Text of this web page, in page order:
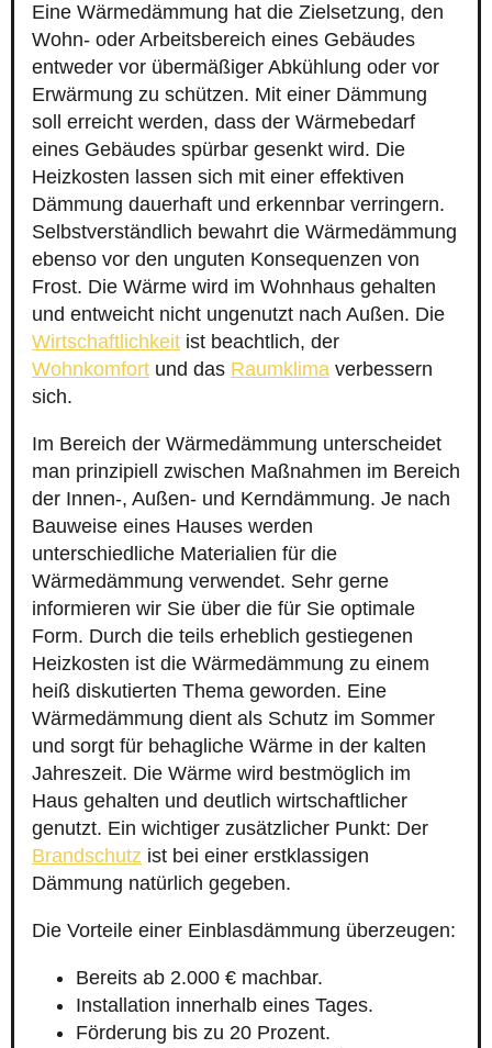
Eine Wärmedämmung hat die Zielsetzung, den
Wohn- oder Arbeitsbereich eines Gebäudes
entweder vor übermäßiger Abkühlung oder vor
Erwärmung zu schützen. Mit einer Dämmung
soll erreicht werden, dass der Wärmebedarf
eines Gebäudes spürbar gesenkt wird. Die
Heizkosten lassen sich mit einer effektiven
Dämmung dauerhaft und erkennbar verringern.
Selbstverständlich bewahrt die Wärmedämmung
ebenso vor den unguten Konsequenzen von
Frost. Die Wärme wird im Wohnhaus gehalten
und entweicht nicht ungenutzt nach Außen. Die
Wirtschaftlichkeit ist beachtlich, der
Wohnkomfort und das Raumklima verbessern
sich.
Im Bereich der Wärmedämmung unterscheidet
man prinzipiell zwischen Maßnahmen im Bereich
der Innen-, Außen- und Kerndämmung. Je nach
Bauweise eines Hauses werden
unterschiedliche Materialien für die
Wärmedämmung verwendet. Sehr gerne
informieren wir Sie über die für Sie optimale
Form. Durch die teils erheblich gestiegenen
Heizkosten ist die Wärmedämmung zu einem
heiß diskutierten Thema geworden. Eine
Wärmedämmung dient als Schutz im Sommer
und sorgt für behagliche Wärme in der kalten
Jahreszeit. Die Wärme wird bestmöglich im
Haus gehalten und deutlich wirtschaftlicher
genutzt. Ein wichtiger zusätzlicher Punkt: Der
Brandschutz ist bei einer erstklassigen
Dämmung natürlich gegeben.
Die Vorteile einer Einblasdämmung überzeugen:
Bereits ab 2.000 € machbar.
Installation innerhalb eines Tages.
Förderung bis zu 20 Prozent.